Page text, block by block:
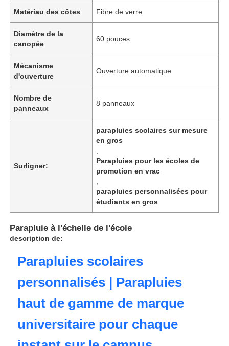
Matériau des côtes Fibre de verre
Diamètre de la
canopée
60 pouces
Mécanisme
d'ouverture
Ouverture automatique
Nombre de
panneaux
8 panneaux
Surligner:
parapluies scolaires sur mesure
en gros
Parapluies pour les écoles de
promotion en vrac
parapluies personnalisées pour
étudiants en gros
Parapluie à l'échelle de l'école
description de:
Parapluies scolaires
personnalisés | Parapluies
haut de gamme de marque
universitaire pour chaque